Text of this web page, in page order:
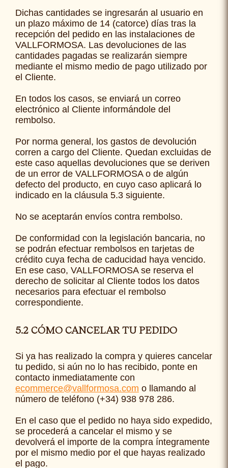
Dichas cantidades se ingresarán al usuario en
un plazo máximo de 14 (catorce) días tras la
recepción del pedido en las instalaciones de
VALLFORMOSA. Las devoluciones de las
cantidades pagadas se realizarán siempre
mediante el mismo medio de pago utilizado por
el Cliente.
En todos los casos, se enviará un correo
electrónico al Cliente informándole del
rembolso.
Por norma general, los gastos de devolución
corren a cargo del Cliente. Quedan excluidas de
este caso aquellas devoluciones que se deriven
de un error de VALLFORMOSA o de algún
defecto del producto, en cuyo caso aplicará lo
indicado en la cláusula 5.3 siguiente.
No se aceptarán envíos contra rembolso.
De conformidad con la legislación bancaria, no
se podrán efectuar rembolsos en tarjetas de
crédito cuya fecha de caducidad haya vencido.
En ese caso, VALLFORMOSA se reserva el
derecho de solicitar al Cliente todos los datos
necesarios para efectuar el rembolso
correspondiente.
5.2 CÓMO CANCELAR TU PEDIDO
Si ya has realizado la compra y quieres cancelar
tu pedido, si aún no lo has recibido, ponte en
contacto inmediatamente con
ecommerce@vallformosa.com o llamando al
número de teléfono (+34) 938 978 286.
En el caso que el pedido no haya sido expedido,
se procederá a cancelar el mismo y se
devolverá el importe de la compra íntegramente
por el mismo medio por el que hayas realizado
el pago.